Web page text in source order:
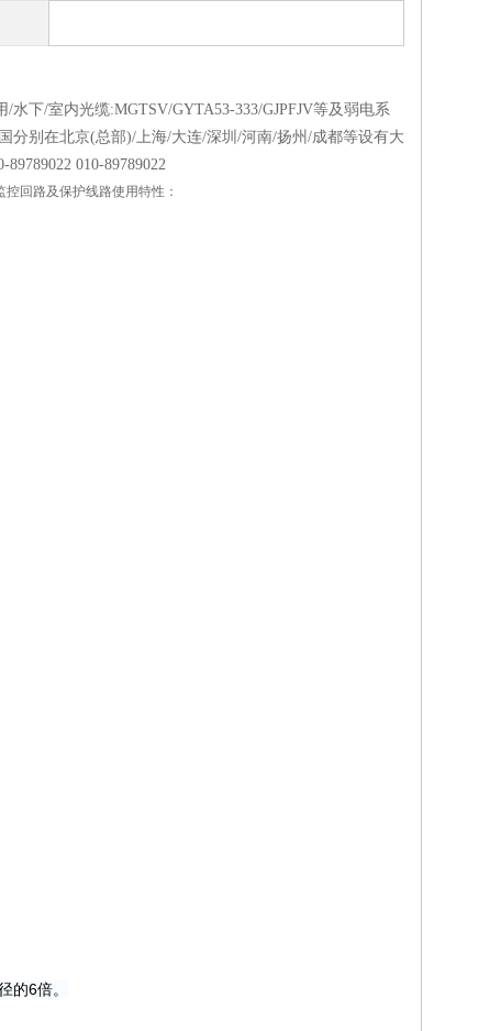
下/室内光缆:MGTSV/GYTA53-333/GJPFJV等及弱电系
分别在北京(总部)/上海/大连/深圳/河南/扬州/成都等设有大
89789022 010-89789022
回路及保护线路使用特性：
的6倍。